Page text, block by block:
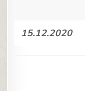
15.12.2020